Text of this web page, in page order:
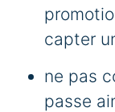
capter
ne pas
passe